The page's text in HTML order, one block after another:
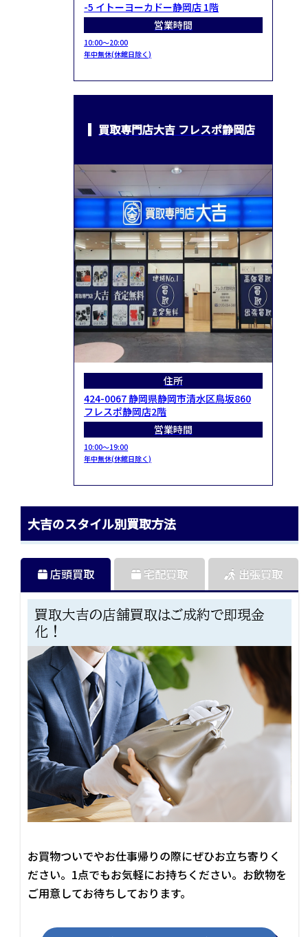
-5 イトーヨーカドー静岡店 1階
営業時間
10:00～20:00
年中無休(休館日除く)
買取専門店大吉 フレスポ静岡店
住所
424-0067 静岡県静岡市清水区鳥坂860
フレスポ静岡店2階
営業時間
10:00～19:00
年中無休(休館日除く)
大吉のスタイル別買取方法
店頭買取
買取大吉の店舗買取はご成約で即現金
化！
お買物ついでやお仕事帰りの際にぜひお立ち寄りく
ださい。1点でもお気軽にお持ちください。お飲物を
ご用意してお待ちしております。
宅配買取 出張買取